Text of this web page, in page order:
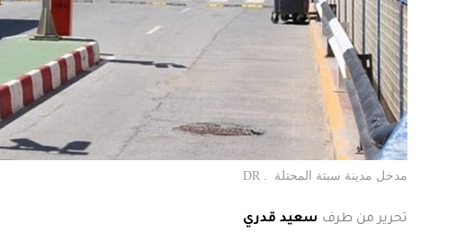
مدخل مدينة سبتة المحتلة . DR
تحرير من طرف سعيد قدري